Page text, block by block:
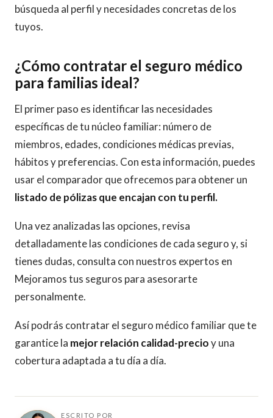
búsqueda al perfil y necesidades concretas de los
tuyos.
¿Cómo contratar el seguro médico
para familias ideal?
El primer paso es identificar las necesidades
específicas de tu núcleo familiar: número de
miembros, edades, condiciones médicas previas,
hábitos y preferencias. Con esta información, puedes
usar el comparador que ofrecemos para obtener un
listado de pólizas que encajan con tu perfil.
Una vez analizadas las opciones, revisa
detalladamente las condiciones de cada seguro y, si
tienes dudas, consulta con nuestros expertos en
Mejoramos tus seguros para asesorarte
personalmente.
Así podrás contratar el seguro médico familiar que te
garantice la mejor relación calidad-precioy una
cobertura adaptada a tu día a día.
ESCRITO POR